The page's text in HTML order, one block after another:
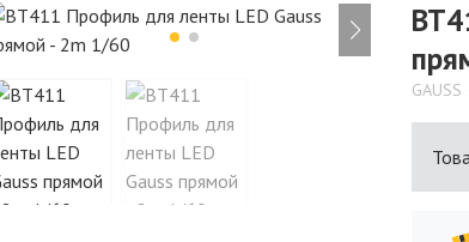
GAUSS